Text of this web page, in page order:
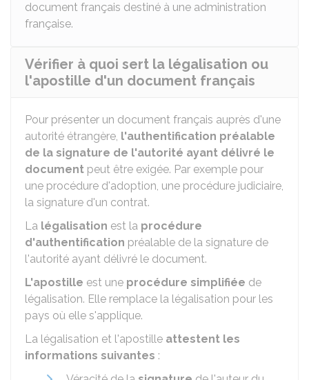
document français destiné à une administration
française.
Vérifier à quoi sert la légalisation ou
l'apostille d'un document français
Pour présenter un document français auprès d'une
autorité étrangère, l'authentification préalable
de la signature de l'autorité ayant délivré le
document peut être exigée. Par exemple pour
une procédure d'adoption, une procédure judiciaire,
la signature d'un contrat.
La légalisation est la procédure
d'authentification préalable de la signature de
l'autorité ayant délivré le document.
L'apostille est une procédure simplifiée de
légalisation. Elle remplace la légalisation pour les
pays où elle s'applique.
La légalisation et l'apostille attestent les
informations suivantes :